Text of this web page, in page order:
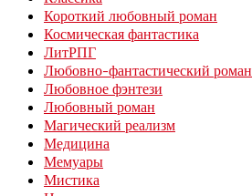
Короткий любовный роман
Космическая фантастика
ЛитРПГ
Любовно-фантастический роман
Любовное фэнтези
Любовный роман
Магический реализм
Медицина
Мемуары
Мистика